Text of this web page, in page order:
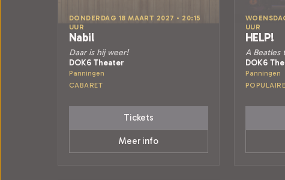
DONDERDAG 18 MAART 2027 • 20:15
UUR
Nabil
Daar is hij weer!
DOK6 Theater
Panningen
CABARET
Tickets
Meer info
UUR
HELP!
A Beatles
DOK6
Panningen